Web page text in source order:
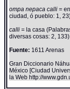
ompa nepaca calli=
ciudad, ó pueblo: 1,
calli= la casa
diversas cosas: 2, 133)
Fuente: 1611 Arenas
Gran Diccionario
México [Ciudad
la Web http://